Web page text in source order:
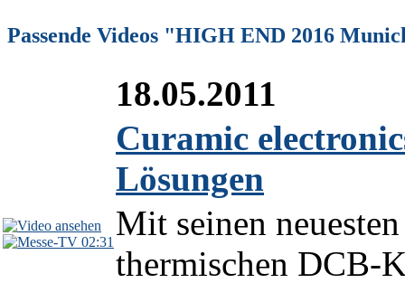
Passende Videos "HIGH END 2016
02:31
18.05.2011
Curamic
Lösungen
Mit seinen
thermischen DCB-